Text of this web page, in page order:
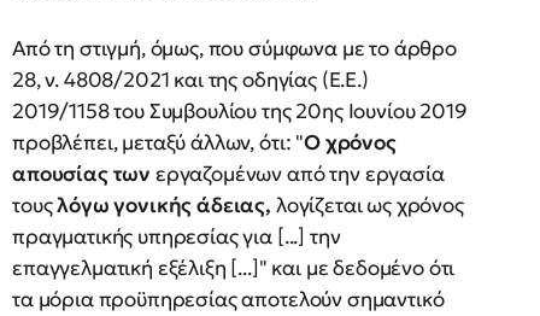
Από τη στιγμή, όμως, που σύμφωνα με το άρθρο
28, ν. 4808/2021 και της οδηγίας (Ε.Ε.)
2019/1158 του Συμβουλίου της 20ης Ιουνίου 2019
προβλέπει, μεταξύ άλλων, ότι: "Ο χρόνος
απουσίας των εργαζομένων από την εργασία
τουςλόγω γονικής άδειας, λογίζεται ως χρόνος
πραγματικής υπηρεσίας για [...] την
επαγγελματική εξέλιξη [...]" και με δεδομένο ότι
τα μόρια προϋπηρεσίας αποτελούν σημαντικό